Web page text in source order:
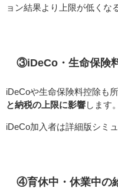
ョン結果より上限が低くな
③iDeCo・生命保険
iDeCoや生命保険料控除も
と納税の上限に影響 します。
iDeCo加入者は詳細版シミ
④育休中・休業中の